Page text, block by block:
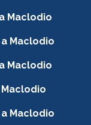
Maclodio
Maclodio
Maclodio
Maclodio